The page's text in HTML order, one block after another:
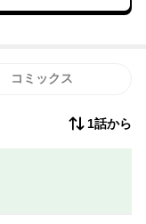
コミックス
1話から